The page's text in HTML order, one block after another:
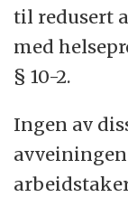
til redusert
med
§ 10-2.
Ingen av